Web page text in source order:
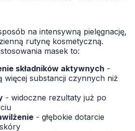
na intensywną pielęgnację,
rutynę kosmetyczną.
masek to:
składników aktywnych -
więcej substancji czynnych niż
- widoczne rezultaty już po
- głębokie dotarcie